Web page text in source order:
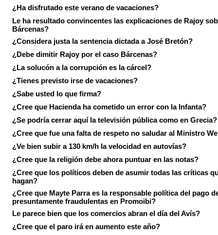
¿Ha disfrutado este verano de vacaciones?
Le ha resultado convincentes las explicaciones de Rajoy
Bárcenas?
¿Considera justa la sentencia dictada a José Bretón?
¿Debe dimitir Rajoy por el caso Bárcenas?
¿La solucón a la corrupción es la cárcel?
¿Tienes previsto irse de vacaciones?
¿Sabe usted lo que firma?
¿Cree que Hacienda ha cometido un error con la Infanta?
¿Se podría cerrar aquí la televisión pública como en Grecia?
¿Cree que fue una falta de respeto no saludar al Ministro
¿Ve bien subir a 130 km/h la velocidad en autovías?
¿Cree que la religión debe ahora puntuar en las notas?
¿Cree que los políticos deben de asumir todas las críticas
hagan?
¿Cree que Mayte Parra es la responsable política del pago
presuntamente fraudulentas en Promoibi?
Le parece bien que los comercios abran el día del Avís?
¿Cree que el paro irá en aumento este año?